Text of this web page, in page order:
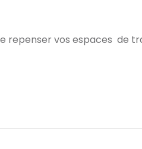
repenser vos espaces de